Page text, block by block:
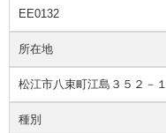
EE0132
所在地
松江市八束町江島３５２－１
種別